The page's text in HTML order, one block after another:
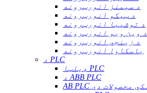
د سیمنز انورټرونه
د ټیکو انورټرونه
د توشیبا انورټرونه
د وین ویو انورټرونه
د زینجي انورټرونه
یاسکاوا انورټرونه
د PLC
ډیلټا PLC
د ABB PLC